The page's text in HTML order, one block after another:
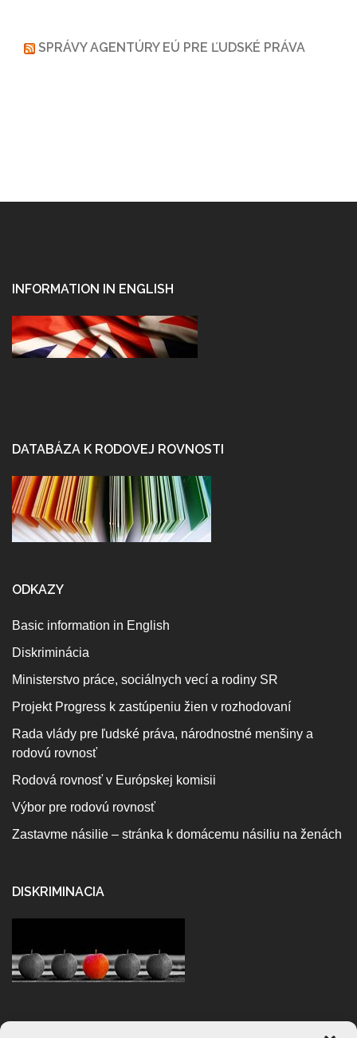
SPRÁVY AGENTÚRY EÚ PRE ĽUDSKÉ PRÁVA
INFORMATION IN ENGLISH
DATABÁZA K RODOVEJ ROVNOSTI
ODKAZY
Basic information in English
Diskriminácia
Ministerstvo práce, sociálnych vecí a rodiny SR
Projekt Progress k zastúpeniu žien v rozhodovaní
Rada vlády pre ľudské práva, národnostné menšiny a
rodovú rovnosť
Rodová rovnosť v Európskej komisii
Výbor pre rodovú rovnosť
Zastavme násilie – stránka k domácemu násiliu na ženách
DISKRIMINACIA